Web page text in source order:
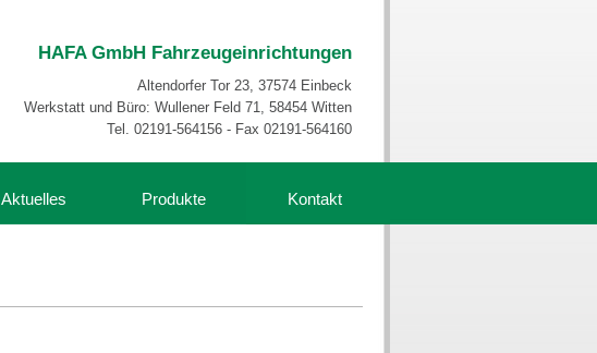
HAFA GmbH Fahrzeugeinrichtungen
Altendorfer Tor 23, 37574 Einbeck
Werkstatt und Büro: Wullener Feld 71, 58454 Witten
Tel. 02191-564156 - Fax 02191-564160
Aktuelles Produkte Kontakt